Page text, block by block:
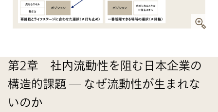
第2章 社内流動性を阻む日本企業の
構造的課題 ― なぜ流動性が生まれな
いのか